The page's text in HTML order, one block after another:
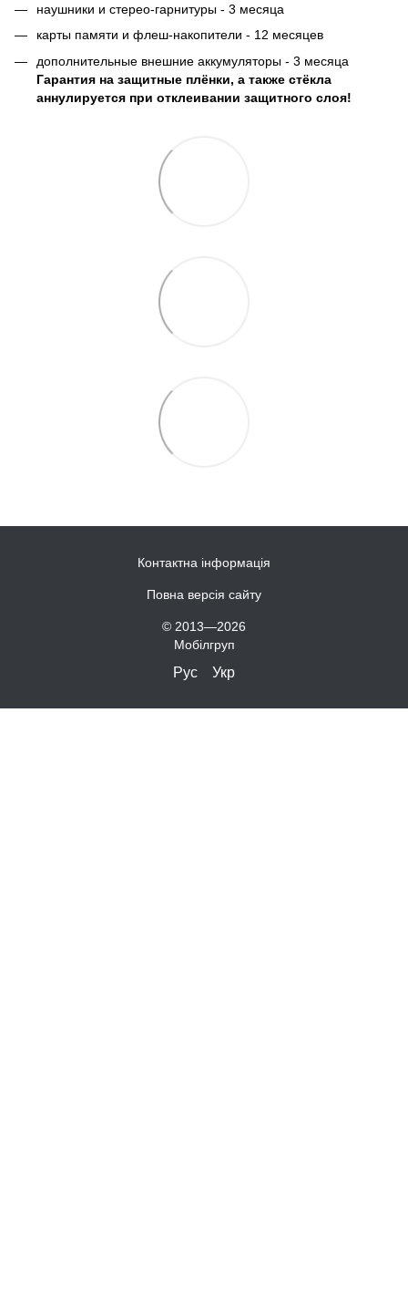
наушники и стерео-гарнитуры - 3 месяца
карты памяти и флеш-накопители - 12 месяцев
дополнительные внешние аккумуляторы - 3 месяца
Гарантия на защитные плёнки, а также стёкла
аннулируется при отклеивании защитного слоя!
Контактна інформація
Повна версія сайту
© 2013—2026
Мобілгруп
Рус Укр